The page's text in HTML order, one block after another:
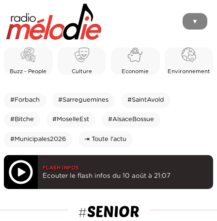
▼
Buzz - People Culture Economie Environnement
#Forbach #Sarreguemines #SaintAvold
#Bitche #MoselleEst #AlsaceBossue
#Municipales2026 ⇥ Toute l'actu
FLASH INFOS
Ecouter le flash infos du 10 août à 21:07
#SENIOR